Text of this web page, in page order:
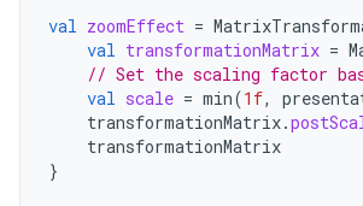
val zoomEffect =
val transformationMatrix =
// Set the scaling factor
val scale = min(1f,
transformationMatrix.
transformationMatrix
}